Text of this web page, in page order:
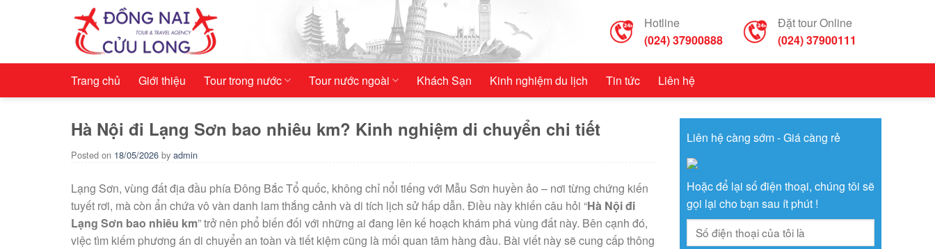
Hotline
(024) 37900888
Đặt tour Online
(024) 37900111
Trang chủ Giới thiệu Tour trong nước Tour nước ngoài Khách Sạn Kinh nghiệm du lịch Tin tức Liên hệ
Hà Nội đi Lạng Sơn bao nhiêu km? Kinh nghiệm di chuyển chi tiết
Posted on 18/05/2026 by admin
Lạng Sơn, vùng đất địa đầu phía Đông Bắc Tổ quốc, không chỉ nổi tiếng với Mẫu Sơn huyền ảo – nơi từng chứng kiến
tuyết rơi, mà còn ẩn chứa vô vàn danh lam thắng cảnh và di tích lịch sử hấp dẫn. Điều này khiến câu hỏi “Hà Nội đi
Lạng Sơn bao nhiêu km” trở nên phổ biến đối với những ai đang lên kế hoạch khám phá vùng đất này. Bên cạnh đó,
việc tìm kiếm phương án di chuyển an toàn và tiết kiệm cũng là mối quan tâm hàng đầu. Bài viết này sẽ cung cấp thông
Liên hệ càng sớm - Giá càng rẻ
Hoặc để lại số điện thoại, chúng tôi sẽ
gọi lại cho bạn sau ít phút !